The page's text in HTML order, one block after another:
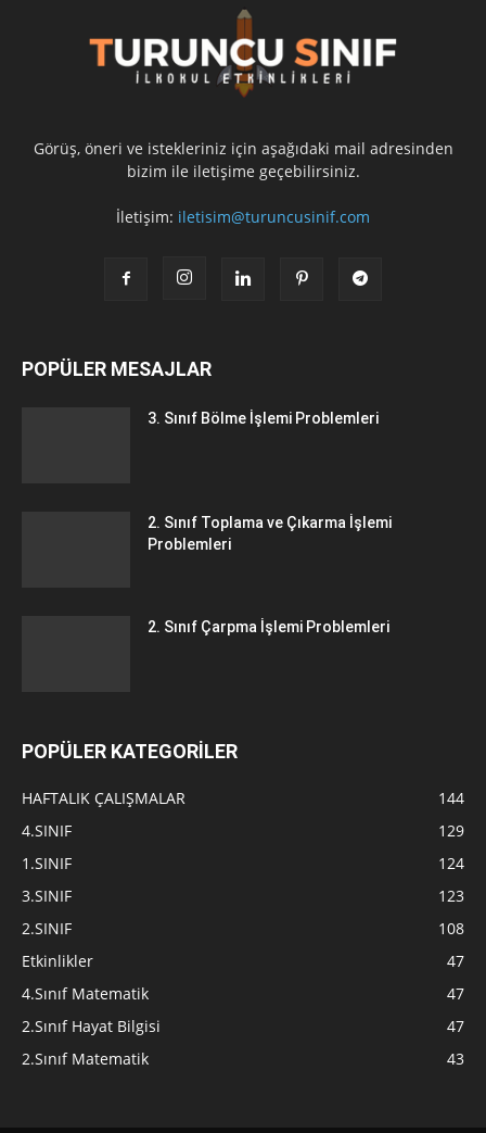
Görüş, öneri ve istekleriniz için aşağıdaki mail adresinden
bizim ile iletişime geçebilirsiniz.
İletişim: iletisim@turuncusinif.com
POPÜLER MESAJLAR
3. Sınıf Bölme İşlemi Problemleri
2. Sınıf Toplama ve Çıkarma İşlemi
Problemleri
2. Sınıf Çarpma İşlemi Problemleri
POPÜLER KATEGORİLER
HAFTALIK ÇALIŞMALAR
144
4.SINIF
129
1.SINIF
124
3.SINIF
123
2.SINIF
108
Etkinlikler
47
4.Sınıf Matematik
47
2.Sınıf Hayat Bilgisi
47
2.Sınıf Matematik
43